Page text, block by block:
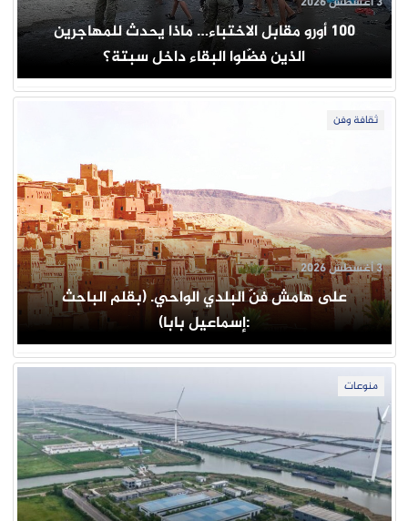
100 أورو مقابل الاختباء… ماذا يحدث للمهاجرين
الذين فضّلوا البقاء داخل سبتة؟
ثقافة وفن
على هامش فنّ البلدي الواحي. (بقلم الباحث
:إسماعيل بابا)
3 أغسطس 2026
منوعات